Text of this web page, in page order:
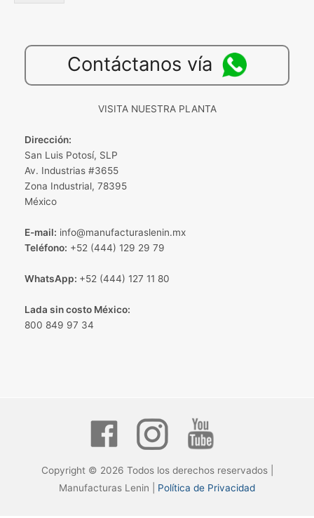
Contáctanos vía
VISITA NUESTRA PLANTA
Dirección:
San Luis Potosí, SLP
Av. Industrias #3655
Zona Industrial, 78395
México
E-mail: info@manufacturaslenin.mx
Teléfono: +52 (444) 129 29 79
WhatsApp: +52 (444) 127 11 80
Lada sin costo México:
800 849 97 34
Copyright © 2026 Todos los derechos reservados |
Manufacturas Lenin | Política de Privacidad